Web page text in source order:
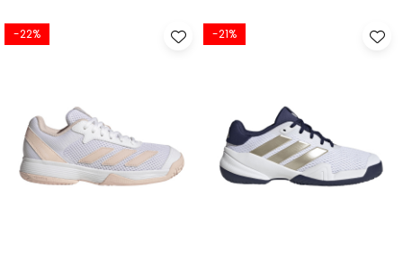
-22% -21%